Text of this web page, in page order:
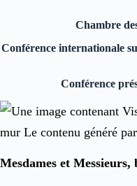
Chambre
Conférence internationale
Conférence
Mesdames et Messieurs,